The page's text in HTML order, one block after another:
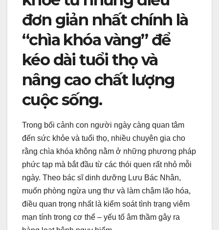
đơn giản nhất chính là
“chìa khóa vàng” để
kéo dài tuổi thọ và
nâng cao chất lượng
cuộc sống.
Trong bối cảnh con người ngày càng quan tâm
đến sức khỏe và tuổi thọ, nhiều chuyên gia cho
rằng chìa khóa không nằm ở những phương pháp
phức tạp mà bắt đầu từ các thói quen rất nhỏ mỗi
ngày. Theo bác sĩ dinh dưỡng Lưu Bác Nhân,
muốn phòng ngừa ung thư và làm chậm lão hóa,
điều quan trọng nhất là kiểm soát tình trạng viêm
mạn tính trong cơ thể – yếu tố âm thầm gây ra